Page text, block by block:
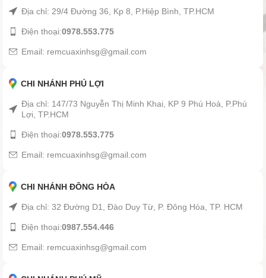
Địa chỉ: 29/4 Đường 36, Kp 8, P.Hiệp Bình, TP.HCM
Điện thoại:0978.553.775
Email: remcuaxinhsg@gmail.com
CHI NHÁNH PHÚ LỢI
Địa chỉ: 147/73 Nguyễn Thị Minh Khai, KP 9 Phú Hoà, P.Phú
Lợi, TP.HCM
Điện thoại:0978.553.775
Email: remcuaxinhsg@gmail.com
CHI NHÁNH ĐÔNG HÒA
Địa chỉ: 32 Đường D1, Đào Duy Từ, P. Đông Hòa, TP. HCM
Điện thoại:0987.554.446
Email: remcuaxinhsg@gmail.com